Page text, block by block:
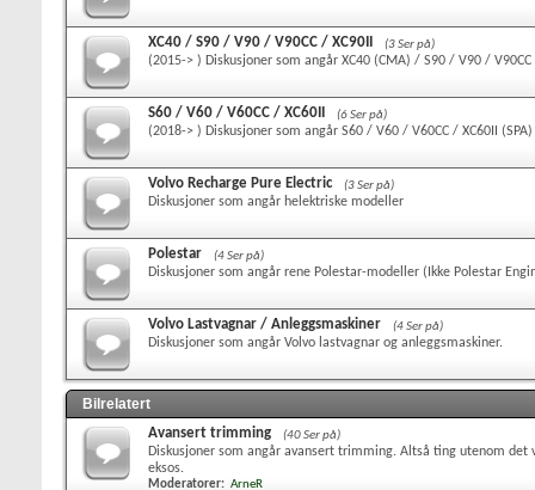
XC40 / S90 / V90 / V90CC / XC90II (3 Ser på)
(2015-> ) Diskusjoner som angår XC40 (CMA) / S90 / V90 / V90CC
S60 / V60 / V60CC / XC60II (6 Ser på)
(2018-> ) Diskusjoner som angår S60 / V60 / V60CC / XC60II (SPA)
Volvo Recharge Pure Electric (3 Ser på)
Diskusjoner som angår helektriske modeller
Polestar (4 Ser på)
Diskusjoner som angår rene Polestar-modeller (Ikke Polestar
Volvo Lastvagnar / Anleggsmaskiner (4 Ser på)
Diskusjoner som angår Volvo lastvagnar og anleggsmaskiner.
Bilrelatert
Avansert trimming (40 Ser på)
Diskusjoner som angår avansert trimming. Altså ting utenom det
eksos.
Moderatorer: ArneR